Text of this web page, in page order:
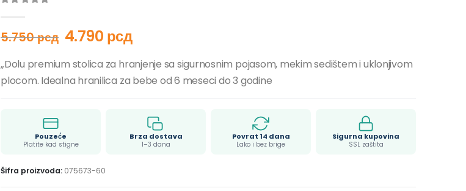
5.750рсд 4.790 рсд
„Dolu premium stolica za hranjenje sa sigurnosnim pojasom, mekim sedištem i uklonjivom
plocom. Idealna hranilica za bebe od 6 meseci do 3 godine
Pouzeće
Platite kad stigne
Brza dostava
1–3 dana
Povrat 14 dana
Lako i bez brige
Sigurna kupovina
SSL zaštita
Šifra proizvoda: 075673-60